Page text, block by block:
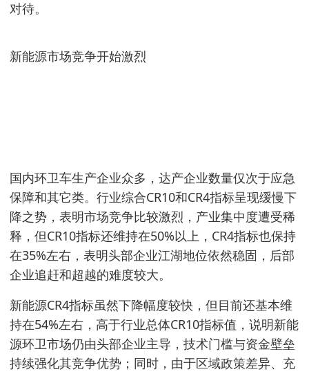
对待。
新能源市场竞争开始激烈
国内环卫车生产企业众多，达产企业数量仅次于应急
保障和其它类。行业综合CR10和CR4指标呈现缓慢下
降之势，表明市场竞争比较激烈，产业集中度遭受稀
释，但CR10指标还维持在50%以上，CR4指标也保持
在35%左右，表明头部企业江湖地位依然稳固，后部
企业追赶和超越的难度较大。
新能源CR4指标虽然下降幅度较快，但目前还基本维
持在54%左右，高于行业总体CR10指标值，说明新能
源环卫市场仍由头部企业主导，技术门槛与资金壁垒
持续强化其竞争优势；同时，由于区域政策差异、充